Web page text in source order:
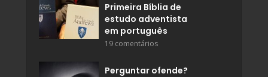
Primeira Bíblia de
estudo adventista
em português
19 comentários
Perguntar ofende?